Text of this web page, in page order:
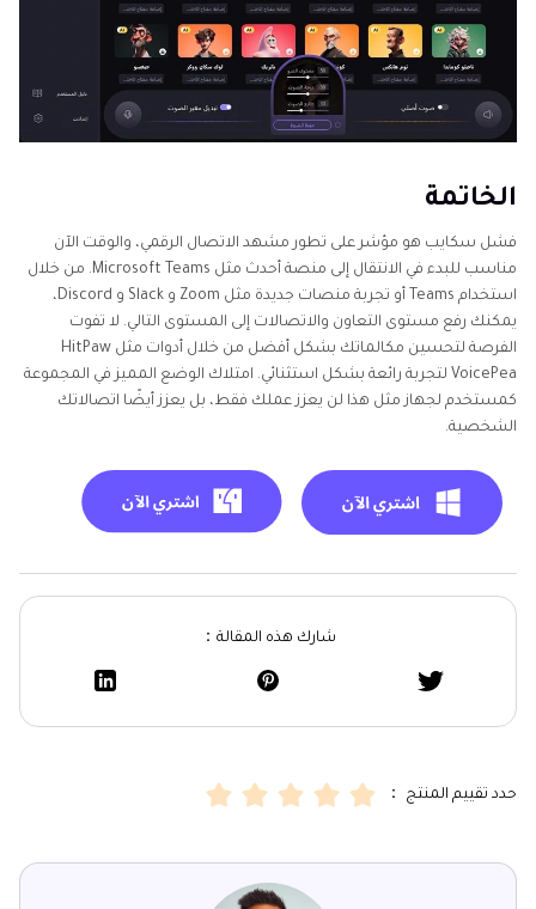
الخاتمة
فشل سكايب هو مؤشر على تطور مشهد الاتصال الرقمي، والوقت الآن
مناسب للبدء في الانتقال إلى منصة أحدث مثل Microsoft Teams. من خلال
استخدام Teams أو تجربة منصات جديدة مثل Zoom و Slack و Discord،
يمكنك رفع مستوى التعاون والاتصالات إلى المستوى التالي. لا تفوت
الفرصة لتحسين مكالماتك بشكل أفضل من خلال أدوات مثل HitPaw
VoicePea لتجربة رائعة بشكل استثنائي. امتلاك الوضع المميز في المجموعة
كمستخدم لجهاز مثل هذا لن يعزز عملك فقط، بل يعزز أيضًا اتصالاتك
الشخصية.
شارك هذه المقالة：
حدد تقييم المنتج ：